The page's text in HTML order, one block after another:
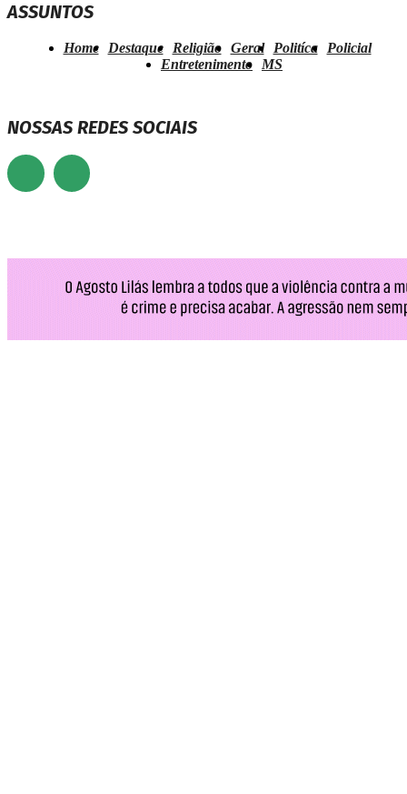
ASSUNTOS
Home Destaque Religião Geral Politíca
Policial
Entretenimento
MS
NOSSAS REDES SOCIAIS